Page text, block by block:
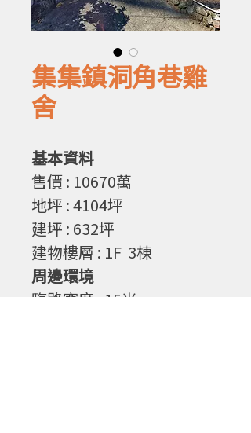
集集鎮洞角巷雞
舍
基本資料
售價 : 10670萬
地坪 : 4104坪
建坪 : 632坪
建物樓層 : 1F 3棟
周邊環境
臨路寬度 : 15米